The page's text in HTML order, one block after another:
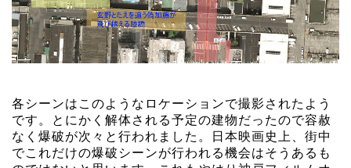
各シーンはこのようなロケーションで撮影されたよう
です。とにかく解体される予定の建物だったので容赦
なく爆破が次々と行われました。日本映画史上、街中
でこれだけの爆破シーンが行われる機会はそうあるも